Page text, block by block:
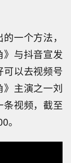
一个方法，
与抖音宣发
以去视频号
主演之一刘
条视频，截至
。